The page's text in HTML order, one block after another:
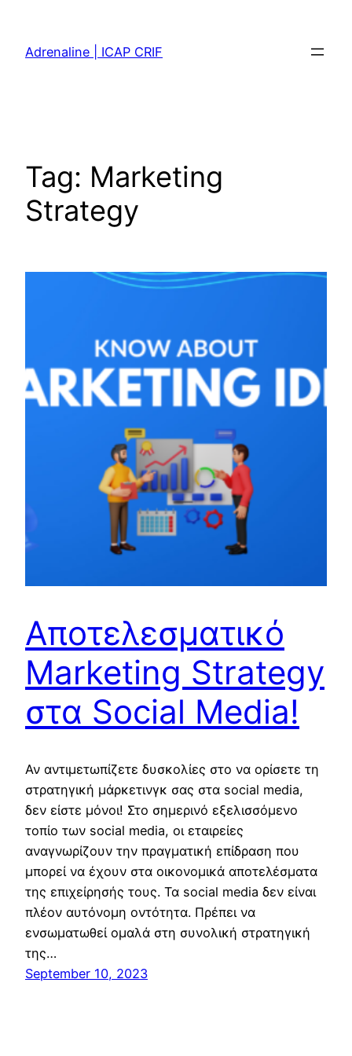
content
Adrenaline | ICAP CRIF
Tag: Marketing
Strategy
Αποτελεσματικό
Marketing Strategy
στα Social Media!
Αν αντιμετωπίζετε δυσκολίες στο να ορίσετε τη
στρατηγική μάρκετινγκ σας στα social media,
δεν είστε μόνοι! Στο σημερινό εξελισσόμενο
τοπίο των social media, οι εταιρείες
αναγνωρίζουν την πραγματική επίδραση που
μπορεί να έχουν στα οικονομικά αποτελέσματα
της επιχείρησής τους. Τα social media δεν είναι
πλέον αυτόνομη οντότητα. Πρέπει να
ενσωματωθεί ομαλά στη συνολική στρατηγική
της…
September 10, 2023